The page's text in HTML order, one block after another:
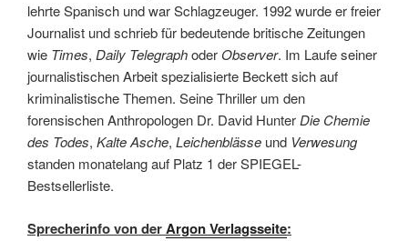
lehrte Spanisch und war Schlagzeuger. 1992 wurde er freier
Journalist und schrieb für bedeutende britische Zeitungen
wie Times, Daily Telegraphoder Observer. Im Laufe seiner
journalistischen Arbeit spezialisierte Beckett sich auf
kriminalistische Themen. Seine Thriller um den
forensischen Anthropologen Dr. David Hunter Die Chemie
des Todes, Kalte Asche, Leichenblässe und Verwesung
standen monatelang auf Platz 1 der SPIEGEL-
Bestsellerliste.
Sprecherinfo von derArgon Verlagsseite: